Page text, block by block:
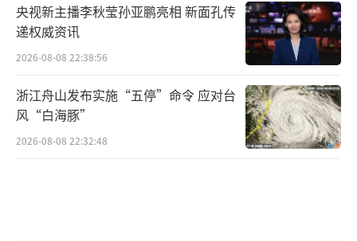
央视新主播李秋莹孙亚鹏亮相 新面孔传
递权威资讯
2026-08-08 22:38:56
浙江舟山发布实施“五停”命令 应对台
风“白海豚”
2026-08-08 22:32:48